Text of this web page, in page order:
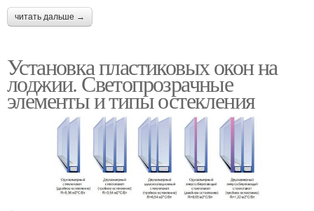
читать дальше →
Установка пластиковых окон на
лоджии. Светопрозрачные
элементы и типы остекления